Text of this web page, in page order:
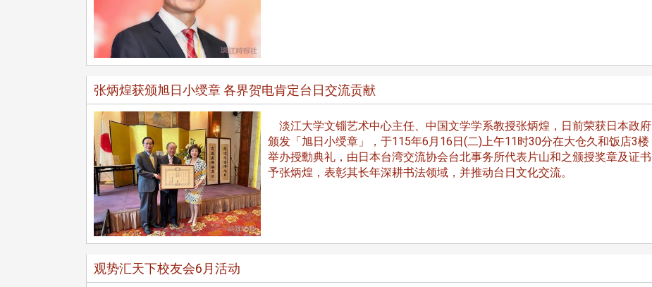
张炳煌获颁旭日小绶章 各界贺电肯定台日交流贡献
淡江大学文锱艺术中心主任、中国文学学系教授张炳煌，日前荣获日本政府
颁发「旭日小绶章」，于115年6月16日(二)上午11时30分在大仓久和饭店3楼
举办授勳典礼，由日本台湾交流协会台北事务所代表片山和之颁授奖章及证书
予张炳煌，表彰其长年深耕书法领域，并推动台日文化交流。
观势汇天下校友会6月活动